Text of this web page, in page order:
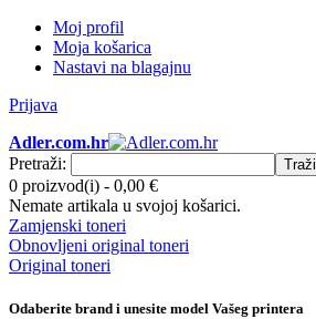
Moj profil
Moja košarica
Nastavi na blagajnu
Prijava
Adler.com.hr
Pretraži:
Traži
0 proizvod(i) - 0,00 €
Nemate artikala u svojoj košarici.
Zamjenski toneri
Obnovljeni original toneri
Original toneri
Odaberite brand i unesite model Vašeg printera